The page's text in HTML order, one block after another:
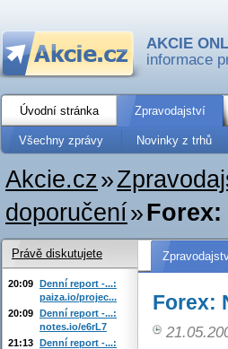
AKCIE
informace
Úvodní stránka Zpravodajství
Všechny zprávy Novinky z trhů
Akcie.cz»
doporučení»
Forex:
Právě diskutujete
20:09 Denní report -...:
paiza.io/projec...
20:09 Denní report -...:
notes.io/e6rL7
21:13 Denní report -...: